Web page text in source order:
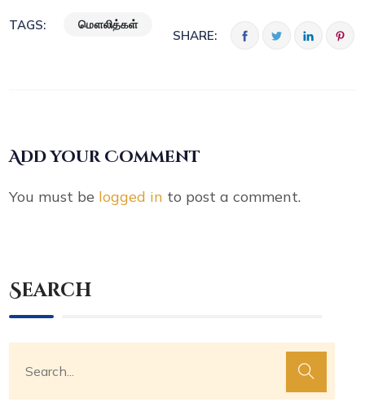
TAGS: மௌலித்கள்
SHARE:
Add your Comment
You must be logged in to post a comment.
Search